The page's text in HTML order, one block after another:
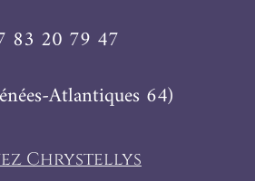
83 20 79 47
Atlantiques 64)
Chrystellys